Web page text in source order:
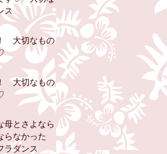
ス
大切なもの
大切なもの
母とさよなら
らなかった
ラダンス